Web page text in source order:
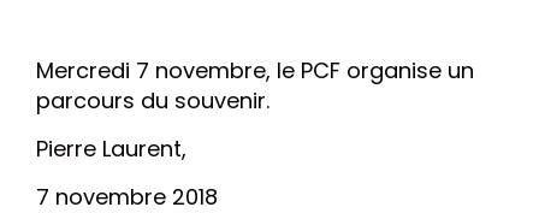
Mercredi 7 novembre, le PCF organise un
parcours du souvenir.
Pierre Laurent,
7 novembre 2018